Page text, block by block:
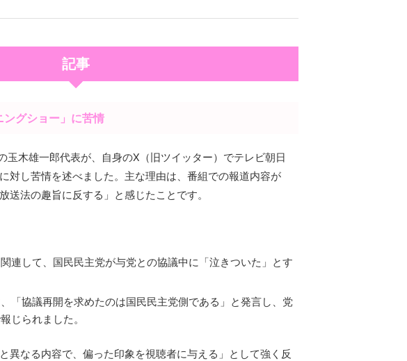
記事
グショー」に苦情
木雄一郎代表が、自身のX（旧ツイッター）でテレビ朝日
対し苦情を述べました。主な理由は、番組での報道内容が
送法の趣旨に反する」と感じたことです。
連して、国民民主党が与党との協議中に「泣きついた」とす
「協議再開を求めたのは国民民主党側である」と発言し、党
じられました。
異なる内容で、偏った印象を視聴者に与える」として強く反